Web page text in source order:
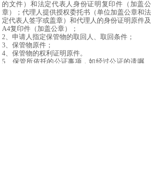
的文件）和法定代表人身份证明复印件（加盖公
章）；代理人提供授权委托书（单位加盖公章和法
定代表人签字或盖章）和代理人的身份证明原件及
A4复印件（加盖公章）；
2、申请人指定保管物的取回人、取回条件；
3、保管物原件；
4、保管物的权利证明原件。
5
保管所依托的公证事项，如经过公证的遗嘱、